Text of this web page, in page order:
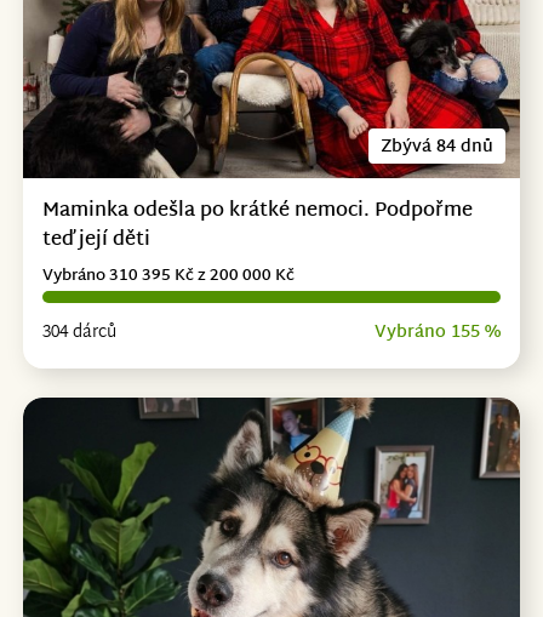
Zbývá 84 dnů
Maminka odešla po krátké nemoci. Podpořme
teď její děti
304 dárců Vybráno 155 %
Vybráno 310 395 Kč z 200 000 Kč